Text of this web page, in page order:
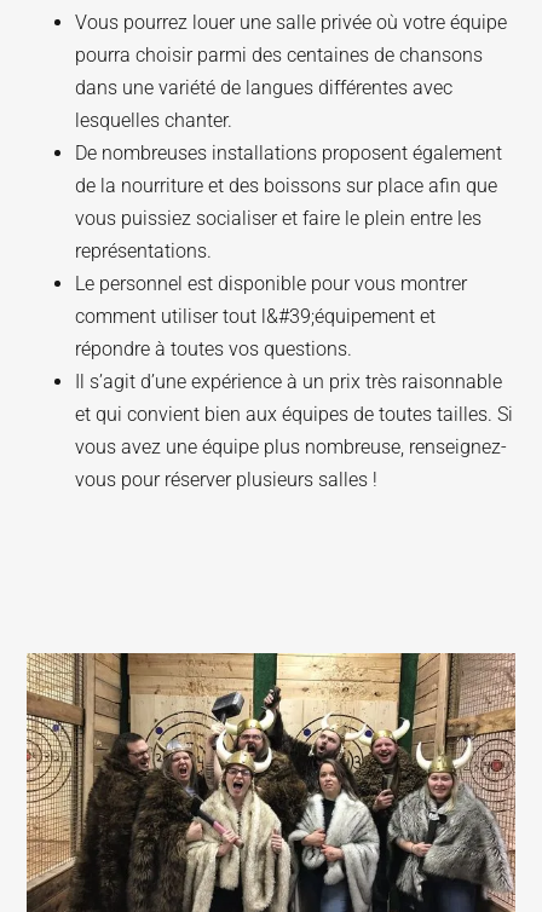
Vous pourrez louer une salle privée où votre équipe
pourra choisir parmi des centaines de chansons
dans une variété de langues différentes avec
lesquelles chanter.
De nombreuses installations proposent également
de la nourriture et des boissons sur place afin que
vous puissiez socialiser et faire le plein entre les
représentations.
Le personnel est disponible pour vous montrer
comment utiliser tout l&#39;équipement et
répondre à toutes vos questions.
Il s’agit d’une expérience à un prix très raisonnable
et qui convient bien aux équipes de toutes tailles. Si
vous avez une équipe plus nombreuse, renseignez-
vous pour réserver plusieurs salles !